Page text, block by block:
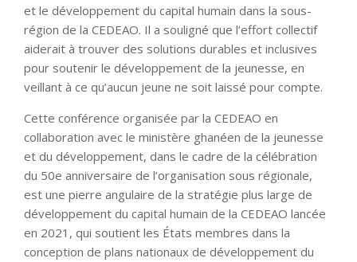
et le développement du capital humain dans la sous-
région de la CEDEAO. Il a souligné que l’effort collectif
aiderait à trouver des solutions durables et inclusives
pour soutenir le développement de la jeunesse, en
veillant à ce qu’aucun jeune ne soit laissé pour compte.
Cette conférence organisée par la CEDEAO en
collaboration avec le ministère ghanéen de la jeunesse
et du développement, dans le cadre de la célébration
du 50e anniversaire de l’organisation sous régionale,
est une pierre angulaire de la stratégie plus large de
développement du capital humain de la CEDEAO lancée
en 2021, qui soutient les États membres dans la
conception de plans nationaux de développement du